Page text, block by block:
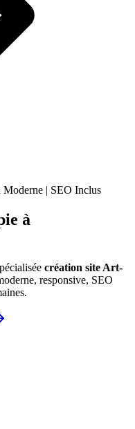
| SEO Inclus
à
création site Art-
responsive, SEO